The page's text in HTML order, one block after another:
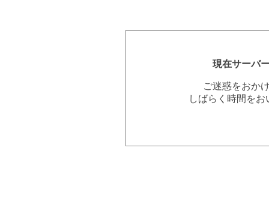
現在サーバ
ご迷惑をおか
しばらく時間を